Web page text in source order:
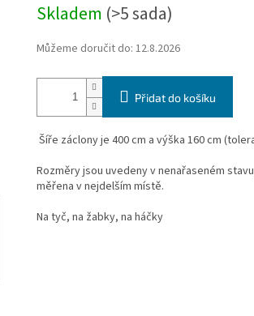
Skladem (>5 sada)
Můžeme doručit do: 12.8.2026
Přidat do košíku
Šíře záclony je 400 cm a výška 160 cm
Rozměry jsou uvedeny v nenařaseném
měřena v nejdelším místě.
Na tyč, na žabky, na háčky